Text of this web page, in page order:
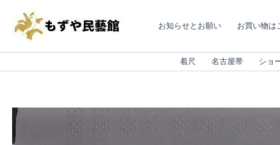
ッ
お知らせとお願い お買い物は
着尺 名古屋帯 ショ